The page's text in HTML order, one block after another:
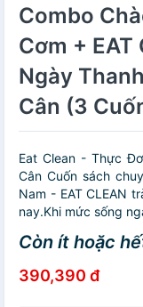
Combo
Cơm + EAT
Ngày
Cân (3
Eat Clean - Thực
Cân Cuốn sách
Nam - EAT CLEAN
nay.Khi mức sống
Còn ít hoặc
390,390 đ